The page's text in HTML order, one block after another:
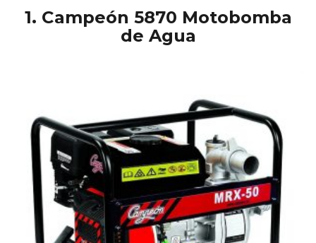
1. Campeón 5870 Motobomba
de Agua